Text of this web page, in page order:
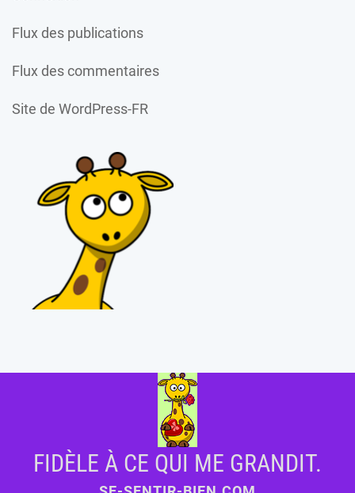
Flux des publications
Flux des commentaires
Site de WordPress-FR
FIDÈLE À CE QUI ME GRANDIT.